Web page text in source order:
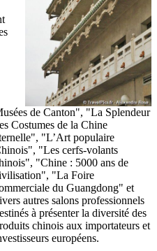
de Canton", "La Splendeur
Costumes de la Chine
"L’Art populaire
"Les cerfs-volants
"Chine : 5000 ans de
"La Foire
du Guangdong" et
autres salons professionnels
à présenter la diversité des
chinois aux importateurs et
européens.